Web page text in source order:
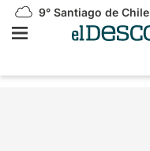
9° Santiago de Chile